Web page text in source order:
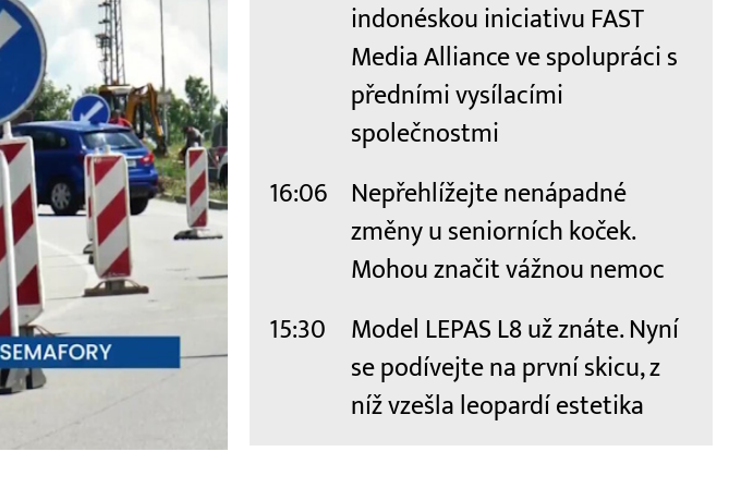
indonéskou iniciativu FAST
Media Alliance ve spolupráci s
předními vysílacími
společnostmi
16:06
Nepřehlížejte nenápadné
změny u seniorních koček.
Mohou značit vážnou nemoc
15:30
Model LEPAS L8 už znáte. Nyní
se podívejte na první skicu, z
níž vzešla leopardí estetika